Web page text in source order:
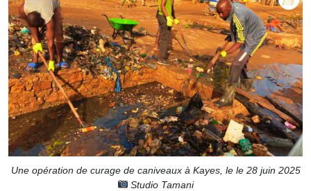
Une opération de curage de caniveaux à Kayes, le le 28 juin 2025
Studio Tamani